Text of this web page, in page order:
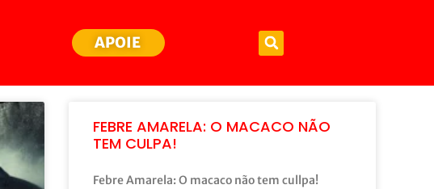
APOIE
FEBRE AMARELA: O MACACO NÃO
TEM CULPA!
Febre Amarela: O macaco não tem cullpa!